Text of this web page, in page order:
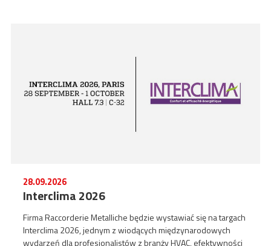
28.09.2026
Interclima 2026
Firma Raccorderie Metalliche będzie wystawiać się na targach
Interclima 2026, jednym z wiodących międzynarodowych
wydarzeń dla profesjonalistów z branży HVAC, efektywności